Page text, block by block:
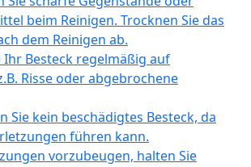
beim Reinigen. Trocknen Sie das
dem Reinigen ab.
Ihr Besteck regelmäßig auf
Risse oder abgebrochene
Sie kein beschädigtes Besteck, da
führen kann.
vorzubeugen, halten Sie